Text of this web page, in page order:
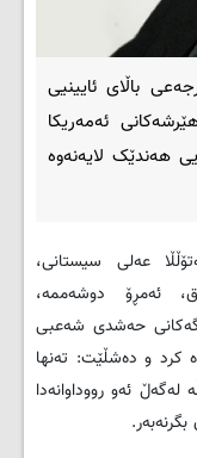
باڵای ئایینیی
ئەمەریکا
هەندێک لایەنەوە
عەلی سیستانی،
ئەمڕۆ دوشەممە،
پێگەکانی حەشدی شەعبی
کرد و دەشڵێت: تەنها
لەگەڵ ئەو رووداوانەدا